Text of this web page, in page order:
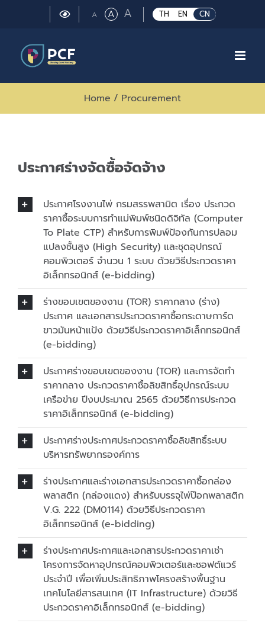
TH EN CN
A Small
ARegular
ALarge
font
Home / Procurement
ประกาศร่างจัดซื้อจัดจ้าง
ประกาศโรงงานไพ่ กรมสรรพสามิต เรื่อง ประกวด
ราคาซื้อระบบการทำแม่พิมพ์ชนิดดิจิทัล (Computer
To Plate CTP) สำหรับการพิมพ์ป้องกันการปลอม
แปลงชั้นสูง (High Security) และชุดอุปกรณ์
คอมพิวเตอร์ จำนวน 1 ระบบ ด้วยวิธีประกวดราคา
อิเล็กทรอนิกส์ (e-bidding)
ร่างขอบเขตของงาน (TOR) ราคากลาง (ร่าง)
ประกาศ และเอกสารประกวดราคาซื้อกระดาษการ์ด
ขาวมันหน้าแป้ง ด้วยวิธีประกวดราคาอิเล็กทรอนิกส์
(e-bidding)
ประกาศร่างขอบเขตของงาน (TOR) และการจัดทำ
ราคากลาง ประกวดราคาซื้อลิขสิทธิ์อุปกรณ์ระบบ
เครือข่าย ปีงบประมาณ 2565 ด้วยวิธีการประกวด
ราคาอิเล็กทรอนิกส์ (e-bidding)
ประกาศร่างประกาศประกวดราคาซื้อลิขสิทธิ์ระบบ
บริหารทรัพยากรองค์การ
ร่างประกาศและร่างเอกสารประกวดราคาซื้อกล่อง
พลาสติก (กล่องแดง) สำหรับบรรจุไพ่ป๊อกพลาสติก
V.G. 222 (DM0114) ด้วยวิธีประกวดราคา
อิเล็กทรอนิกส์ (e-bidding)
ร่างประกาศประกาศและเอกสารประกวดราคาเช่า
โครงการจัดหาอุปกรณ์คอมพิวเตอร์และซอฟต์แวร์
ประจำปี เพื่อเพิ่มประสิทธิภาพโครงสร้างพื้นฐาน
เทคโนโลยีสารสนเทศ (IT Infrastructure) ด้วยวิธี
ประกวดราคาอิเล็กทรอนิกส์ (e-bidding)